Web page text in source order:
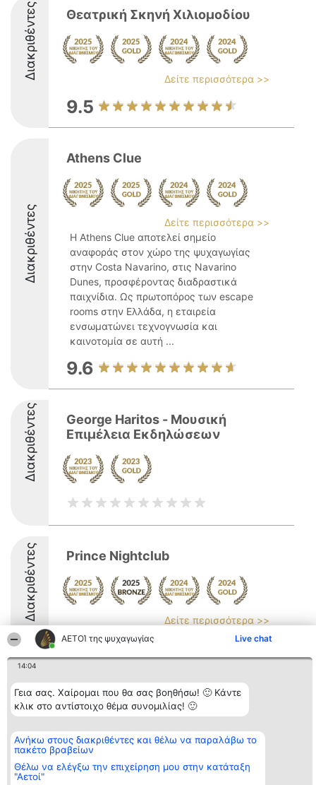
ΑΕΤΟΊ της ψυχαγωγίας Live chat
14:04
Γεια σας. Χαίρομαι που θα σας βοηθήσω! 🙂 Κάντε
κλικ στο αντίστοιχο θέμα συνομιλίας! 🙂
Ανήκω στους διακριθέντες και θέλω να παραλάβω το
πακέτο βραβείων
Θέλω να ελέγξω την επιχείρηση μου στην κατάταξη
"Αετοί"
Διακριθέντες Θεατρική Σκηνή Χιλιομοδίου
Δείτε περισσότερα >>
9.5
Διακριθέντες
Athens Clue
Δείτε περισσότερα >>
Η Athens Clue αποτελεί σημείο
αναφοράς στον χώρο της ψυχαγωγίας
στην Costa Navarino, στις Navarino
Dunes, προσφέροντας διαδραστικά
παιχνίδια. Ως πρωτοπόρος των escape
rooms στην Ελλάδα, η εταιρεία
ενσωματώνει τεχνογνωσία και
καινοτομία σε αυτή ...
9.6
Διακριθέντες
George Haritos - Μουσική
Επιμέλεια Εκδηλώσεων
Διακριθέντες Prince Nightclub
Δείτε περισσότερα >>
9
Διοργανωτής της
κατάταξης
BEAUTIFUL COMPANY
ΤΗΛ. ΕΠΙΚΟΙΝΩΝΙΑΣ:
2104128019
aetoi@beautifulcompany.co
Κατάταξη
Διακριθέντες
Λίστα όλων
διακριθέντων
προϋποθέσεις
Επικοινωνία